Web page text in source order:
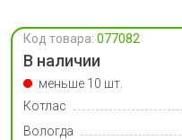
Код товара: 077082
В наличии
меньше 10 шт.
Котлас
Вологда